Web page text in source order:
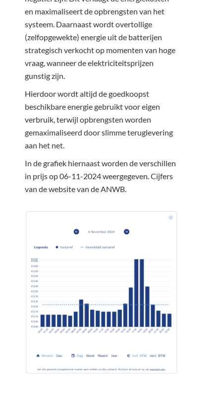
en maximaliseert de opbrengsten van het
systeem. Daarnaast wordt overtollige
(zelfopgewekte) energie uit de batterijen
strategisch verkocht op momenten van hoge
vraag, wanneer de elektriciteitsprijzen
gunstig zijn.
Hierdoor wordt altijd de goedkoopst
beschikbare energie gebruikt voor eigen
verbruik, terwijl opbrengsten worden
gemaximaliseerd door slimme teruglevering
aan het net.
In de grafiek hiernaast worden de verschillen
in prijs op 06-11-2024 weergegeven. Cijfers
van de website van de ANWB.